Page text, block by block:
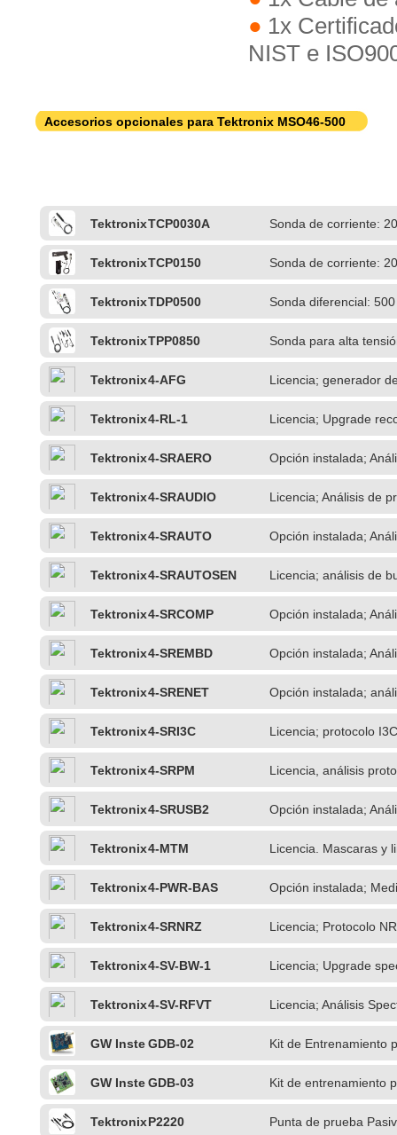
1x
NIST e
Accesorios opcionales para Tektronix MSO46-500
TektronixTCP0030A Sonda de corriente:
TektronixTCP0150 Sonda de corriente:
TektronixTDP0500 Sonda diferencial:
TektronixTPP0850
Sonda para alta
Tektronix4-AFG Licencia; generador
Tektronix4-RL-1 Licencia; Upgrade
Tektronix4-SRAERO Opción instalada;
Tektronix4-SRAUDIO Licencia; Análisis de
Tektronix4-SRAUTO Opción instalada;
Tektronix4-SRAUTOSEN Licencia; análisis de
Tektronix4-SRCOMP Opción instalada;
Tektronix4-SREMBD Opción instalada;
Tektronix4-SRENET Opción instalada;
Tektronix4-SRI3C Licencia; protocolo I3C
Tektronix4-SRPM Licencia, análisis
Tektronix4-SRUSB2 Opción instalada;
Tektronix4-MTM Licencia. Mascaras y
Tektronix4-PWR-BAS Opción instalada;
Tektronix4-SRNRZ Licencia; Protocolo
Tektronix4-SV-BW-1
Licencia; Upgrade
Tektronix4-SV-RFVT Licencia; Análisis
GW InsteGDB-02 Kit de Entrenamiento
GW InsteGDB-03 Kit de entrenamiento
TektronixP2220 Punta de prueba